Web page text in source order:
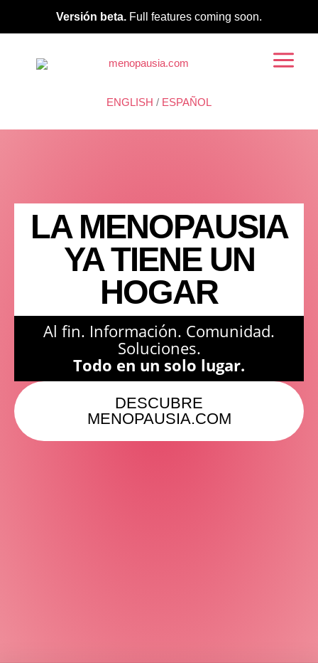
Versión beta. Full features coming soon.
ENGLISH / ESPAÑOL
LA MENOPAUSIA
YA TIENE UN
HOGAR
Al fin. Información. Comunidad.
Soluciones.
Todo en un solo lugar.
DESCUBRE
MENOPAUSIA.COM